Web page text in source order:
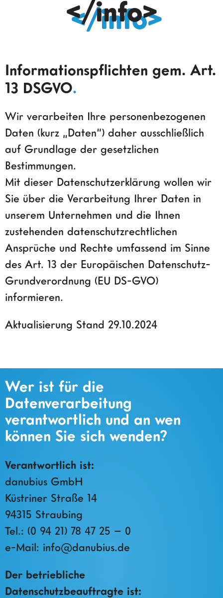
</info>
Informationspflichten gem. Art.
13 DSGVO.
Wir verarbeiten Ihre personenbezogenen
Daten (kurz „Daten“) daher ausschließlich
auf Grundlage der gesetzlichen
Bestimmungen.
Mit dieser Datenschutzerklärung wollen wir
Sie über die Verarbeitung Ihrer Daten in
unserem Unternehmen und die Ihnen
zustehenden datenschutzrechtlichen
Ansprüche und Rechte umfassend im Sinne
des Art. 13 der Europäischen Datenschutz-
Grundverordnung (EU DS-GVO)
informieren.
Aktualisierung Stand 29.10.2024
Wer ist für die
Datenverarbeitung
verantwortlich und an wen
können Sie sich wenden?
Verantwortlich ist:
danubius GmbH
Küstriner Straße 14
94315 Straubing
Tel.: (0 94 21) 78 47 25 – 0
e-Mail: info@danubius.de
Der betriebliche
Datenschutzbeauftragte ist: